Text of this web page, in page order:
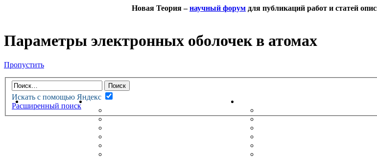
Новая Теория –научный форум для публикаций работ и статей
Параметры электронных оболочек в атомах
Пропустить
Искать с помощью Яндекс
Расширенный поиск
НОВАЯ ТЕОРИЯФОРУМ
НЕПРОЧИТАННЫЕ СООБЩЕНИЯ
ПОЖЕЛАНИЯ